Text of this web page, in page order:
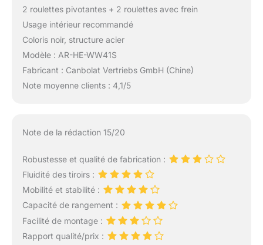
2 roulettes pivotantes + 2 roulettes avec frein
Usage intérieur recommandé
Coloris noir, structure acier
Modèle : AR-HE-WW41S
Fabricant : Canbolat Vertriebs GmbH (Chine)
Note moyenne clients : 4,1/5
Note de la rédaction 15/20
Robustesse et qualité de fabrication :
Fluidité des tiroirs :
Mobilité et stabilité :
Capacité de rangement :
Facilité de montage :
Rapport qualité/prix :